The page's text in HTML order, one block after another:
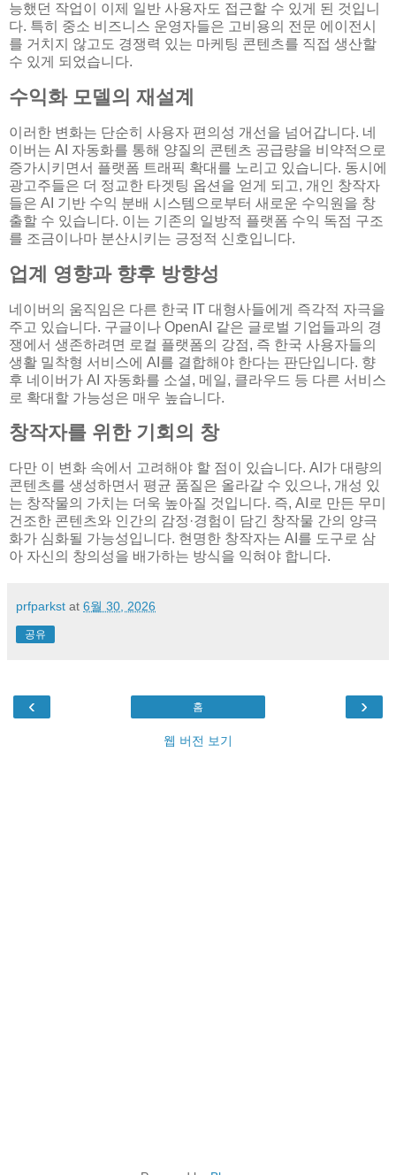
능했던 작업이 이제 일반 사용자도 접근할 수 있게 된 것입니
다. 특히 중소 비즈니스 운영자들은 고비용의 전문 에이전시
를 거치지 않고도 경쟁력 있는 마케팅 콘텐츠를 직접 생산할
수 있게 되었습니다.
수익화 모델의 재설계
이러한 변화는 단순히 사용자 편의성 개선을 넘어갑니다. 네
이버는 AI 자동화를 통해 양질의 콘텐츠 공급량을 비약적으로
증가시키면서 플랫폼 트래픽 확대를 노리고 있습니다. 동시에
광고주들은 더 정교한 타겟팅 옵션을 얻게 되고, 개인 창작자
들은 AI 기반 수익 분배 시스템으로부터 새로운 수익원을 창
출할 수 있습니다. 이는 기존의 일방적 플랫폼 수익 독점 구조
를 조금이나마 분산시키는 긍정적 신호입니다.
업계 영향과 향후 방향성
네이버의 움직임은 다른 한국 IT 대형사들에게 즉각적 자극을
주고 있습니다. 구글이나 OpenAI 같은 글로벌 기업들과의 경
쟁에서 생존하려면 로컬 플랫폼의 강점, 즉 한국 사용자들의
생활 밀착형 서비스에 AI를 결합해야 한다는 판단입니다. 향
후 네이버가 AI 자동화를 소셜, 메일, 클라우드 등 다른 서비스
로 확대할 가능성은 매우 높습니다.
창작자를 위한 기회의 창
다만 이 변화 속에서 고려해야 할 점이 있습니다. AI가 대량의
콘텐츠를 생성하면서 평균 품질은 올라갈 수 있으나, 개성 있
는 창작물의 가치는 더욱 높아질 것입니다. 즉, AI로 만든 무미
건조한 콘텐츠와 인간의 감정·경험이 담긴 창작물 간의 양극
화가 심화될 가능성입니다. 현명한 창작자는 AI를 도구로 삼
아 자신의 창의성을 배가하는 방식을 익혀야 합니다.
prfparkst at 6월 30, 2026
공유
‹ ›
홈
웹 버전 보기